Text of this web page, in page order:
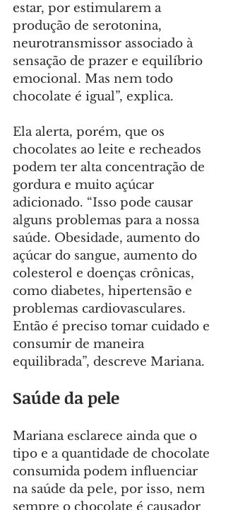
estar, por estimularem a
produção de serotonina,
neurotransmissor associado à
sensação de prazer e equilíbrio
emocional. Mas nem todo
chocolate é igual”, explica.
Ela alerta, porém, que os
chocolates ao leite e recheados
podem ter alta concentração de
gordura e muito açúcar
adicionado. “Isso pode causar
alguns problemas para a nossa
saúde. Obesidade, aumento do
açúcar do sangue, aumento do
colesterol e doenças crônicas,
como diabetes, hipertensão e
problemas cardiovasculares.
Então é preciso tomar cuidado e
consumir de maneira
equilibrada”, descreve Mariana.
Saúde da pele
Mariana esclarece ainda que o
tipo e a quantidade de chocolate
consumida podem influenciar
na saúde da pele, por isso, nem
sempre o chocolate é causador